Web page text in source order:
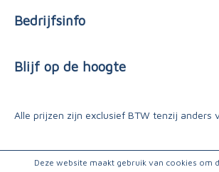
Bedrijfsinfo
Blijf op de hoogte
Alle prijzen zijn exclusief BTW tenzij anders
Deze website maakt gebruik van cookies om